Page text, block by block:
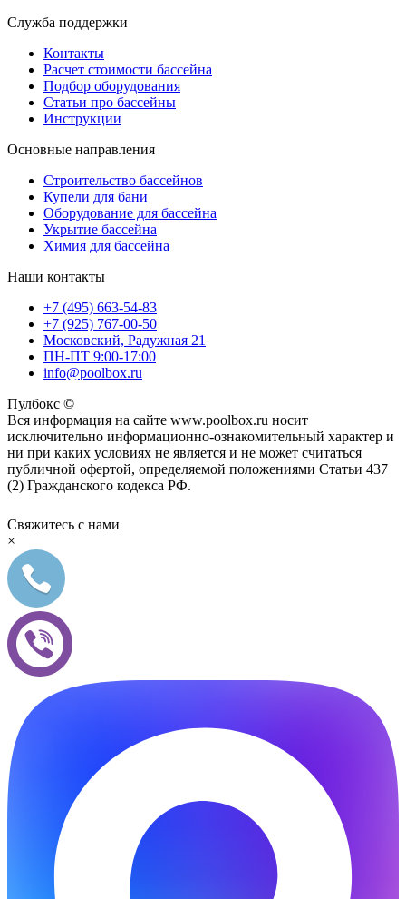
Служба поддержки
Контакты
Расчет стоимости бассейна
Подбор оборудования
Статьи про бассейны
Инструкции
Основные направления
Строительство бассейнов
Купели для бани
Оборудование для бассейна
Укрытие бассейна
Химия для бассейна
Наши контакты
+7 (495) 663-54-83
+7 (925) 767-00-50
Московский, Радужная 21
ПН-ПТ 9:00-17:00
info@poolbox.ru
Пулбокс ©
Вся информация на сайте www.poolbox.ru носит
исключительно информационно-ознакомительный характер и
ни при каких условиях не является и не может считаться
публичной офертой, определяемой положениями Статьи 437
(2) Гражданского кодекса РФ.
Свяжитесь с нами
×